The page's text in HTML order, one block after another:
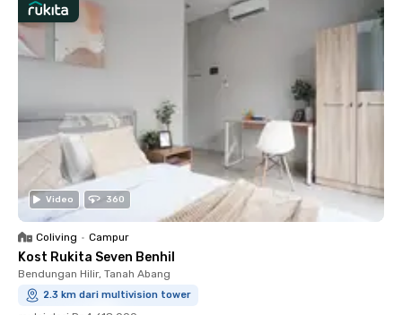
Video 360
Coliving • Campur
Kost Rukita Seven Benhil
Bendungan Hilir, Tanah Abang
2.3 km dari multivision tower